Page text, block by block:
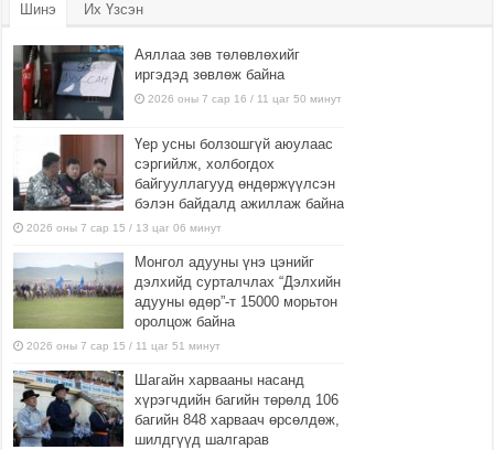
Шинэ Их Үзсэн
Аяллаа зөв төлөвлөхийг
иргэдэд зөвлөж байна
2026 оны 7 сар 16 / 11 цаг 50 минут
Үер усны болзошгүй аюулаас
сэргийлж, холбогдох
байгууллагууд өндөржүүлсэн
бэлэн байдалд ажиллаж байна
2026 оны 7 сар 15 / 13 цаг 06 минут
Монгол адууны үнэ цэнийг
дэлхийд сурталчлах “Дэлхийн
адууны өдөр”-т 15000 морьтон
оролцож байна
2026 оны 7 сар 15 / 11 цаг 51 минут
Шагайн харвааны насанд
хүрэгчдийн багийн төрөлд 106
багийн 848 харваач өрсөлдөж,
шилдгүүд шалгарав